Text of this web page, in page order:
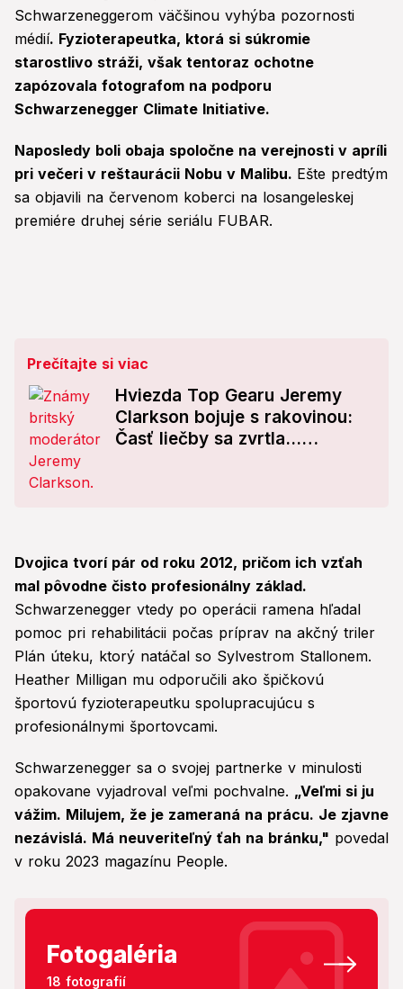
Schwarzeneggerom väčšinou vyhýba pozornosti
médií. Fyzioterapeutka, ktorá si súkromie
starostlivo stráži, však tentoraz ochotne
zapózovala fotografom na podporu
Schwarzenegger Climate Initiative.
Naposledy boli obaja spoločne na verejnosti v apríli
pri večeri v reštaurácii Nobu v Malibu. Ešte predtým
sa objavili na červenom koberci na losangeleskej
premiére druhej série seriálu FUBAR.
Prečítajte si viac
Hviezda Top Gearu Jeremy
Clarkson bojuje s rakovinou:
Časť liečby sa zvrtla...
Dvojica tvorí pár od roku 2012, pričom ich vzťah
mal pôvodne čisto profesionálny základ.
Schwarzenegger vtedy po operácii ramena hľadal
pomoc pri rehabilitácii počas príprav na akčný triler
Plán úteku, ktorý natáčal so Sylvestrom Stallonem.
Heather Milligan mu odporučili ako špičkovú
športovú fyzioterapeutku spolupracujúcu s
profesionálnymi športovcami.
Schwarzenegger sa o svojej partnerke v minulosti
opakovane vyjadroval veľmi pochvalne. „Veľmi si ju
vážim. Milujem, že je zameraná na prácu. Je zjavne
nezávislá. Má neuveriteľný ťah na bránku," povedal
v roku 2023 magazínu People.
Fotogaléria
18 fotografií